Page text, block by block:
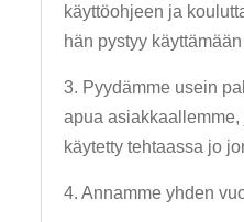
käyttöohjeen ja
hän pystyy
3. Pyydämme usein
apua
käytetty tehtaassa jo
4. Annamme yhden